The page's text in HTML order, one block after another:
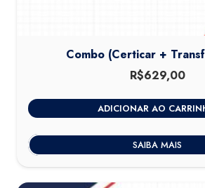
Combo (Certicar +
R$629,00
ADICIONAR AO
SAIBA MAIS